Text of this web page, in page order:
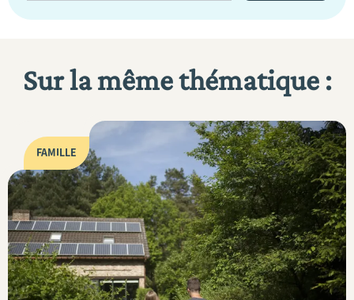
Sur la même thématique :
FAMILLE